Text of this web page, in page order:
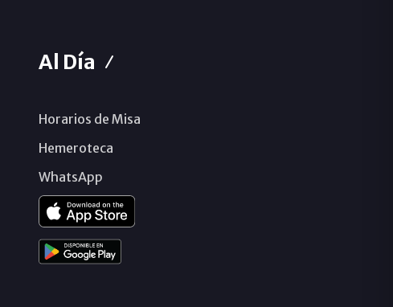
Al Día
Horarios de Misa
Hemeroteca
WhatsApp